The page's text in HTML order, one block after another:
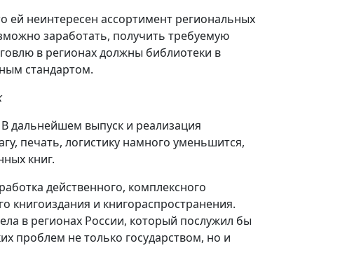
ей неинтересен ассортимент региональных
заработать, получить требуемую
в регионах должны библиотеки в
стандартом.
дальнейшем выпуск и реализация
печать, логистику намного уменьшится,
книг.
действенного, комплексного
книгоиздания и книгораспространения.
в регионах России, который послужил бы
проблем не только государством, но и